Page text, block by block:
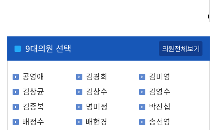
대대
9대의원 선택 의원전체보기
공영애 김경희
김미영
김상균
김상수
김영수
김종복
명미정
박진섭
배정수
배현경
송선영